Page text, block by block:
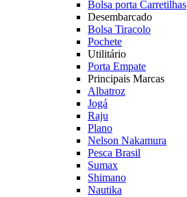
Bolsa porta Carretilhas
Desembarcado
Bolsa Tiracolo
Pochete
Utilitário
Porta Empate
Principais Marcas
Albatroz
Jogá
Raju
Plano
Nelson Nakamura
Pesca Brasil
Sumax
Shimano
Nautika